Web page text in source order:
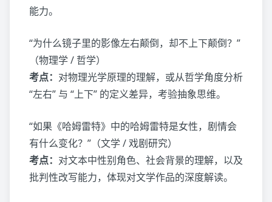
能力。
“为什么镜子里的影像左右颠倒，却不上下颠倒？”
（物理学 / 哲学）
考点： 对物理光学原理的理解，或从哲学角度分析
“左右” 与 “上下” 的定义差异，考验抽象思维。
“如果《哈姆雷特》中的哈姆雷特是女性，剧情会
有什么变化？”（文学 / 戏剧研究）
考点： 对文本中性别角色、社会背景的理解，以及
批判性改写能力，体现对文学作品的深度解读。